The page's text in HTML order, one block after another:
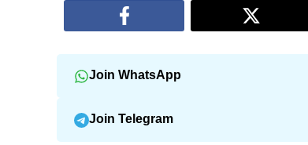
Join WhatsApp
Join Telegram